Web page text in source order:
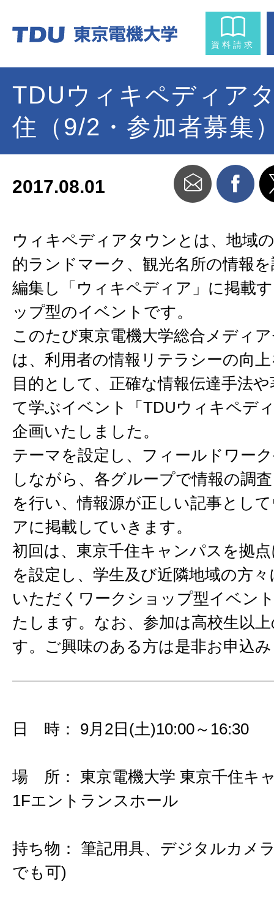
資料請求
TDUウィキペディア
住（9/2・参加者募集
2017.08.01
ウィキペディアタウンとは、地域
的ランドマーク、観光名所の情報
編集し「ウィキペディア」に掲載
ップ型のイベントです。
このたび東京電機大学総合メディ
は、利用者の情報リテラシーの向
目的として、正確な情報伝達手法
て学ぶイベント「TDUウィキペデ
企画いたしました。
テーマを設定し、フィールドワー
しながら、各グループで情報の調
を行い、情報源が正しい記事とし
アに掲載していきます。
初回は、東京千住キャンパスを拠
を設定し、学生及び近隣地域の方
いただくワークショップ型イベン
たします。なお、参加は高校生以
す。ご興味のある方は是非お申込
日 時： 9月2日(土)10:00～16:30
場 所： 東京電機大学 東京千住キ
1Fエントランスホール
持ち物： 筆記用具、デジタルカメ
でも可)